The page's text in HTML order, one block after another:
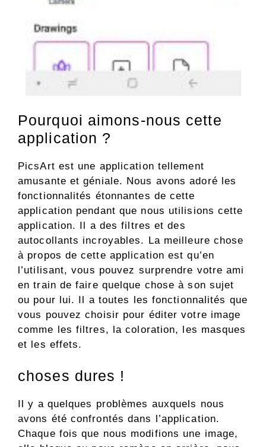
Pourquoi aimons-nous cette
application ?
PicsArt est une application tellement
amusante et géniale. Nous avons adoré les
fonctionnalités étonnantes de cette
application pendant que nous utilisions cette
application. Il a des filtres et des
autocollants incroyables. La meilleure chose
à propos de cette application est qu’en
l’utilisant, vous pouvez surprendre votre ami
en train de faire quelque chose à son sujet
ou pour lui. Il a toutes les fonctionnalités que
vous pouvez choisir pour éditer votre image
comme les filtres, la coloration, les masques
et les effets.
choses dures !
Il y a quelques problèmes auxquels nous
avons été confrontés dans l’application.
Chaque fois que nous modifions une image,